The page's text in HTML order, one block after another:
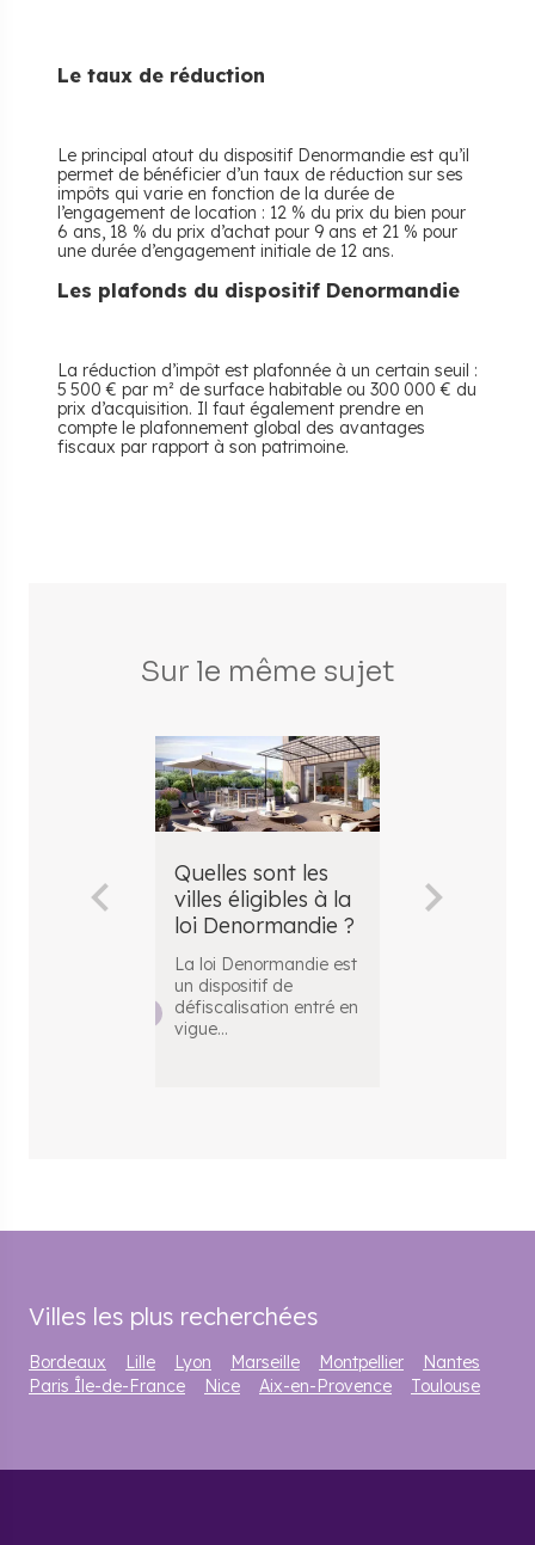
Le taux de réduction
Le principal atout du dispositif Denormandie est qu’il
permet de bénéficier d’un taux de réduction sur ses
impôts qui varie en fonction de la durée de
l’engagement de location : 12 % du prix du bien pour
6 ans, 18 % du prix d’achat pour 9 ans et 21 % pour
une durée d’engagement initiale de 12 ans.
Les plafonds du dispositif Denormandie
La réduction d’impôt est plafonnée à un certain seuil :
5 500 € par m² de surface habitable ou 300 000 € du
prix d’acquisition. Il faut également prendre en
compte le plafonnement global des avantages
fiscaux par rapport à son patrimoine.
Sur le même sujet
Quelles sont les
villes éligibles à la
loi Denormandie ?
La loi Denormandie est
un dispositif de
défiscalisation entré en
vigue...
et Bofip
Villes les plus recherchées
Bordeaux Lille Lyon Marseille Montpellier
Nantes
Paris Île-de-France
Nice Aix-en-Provence Toulouse